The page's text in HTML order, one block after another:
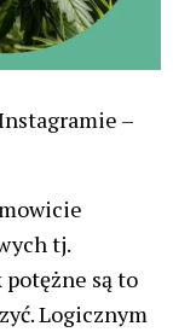
–
tj.
potężne są to
Logicznym